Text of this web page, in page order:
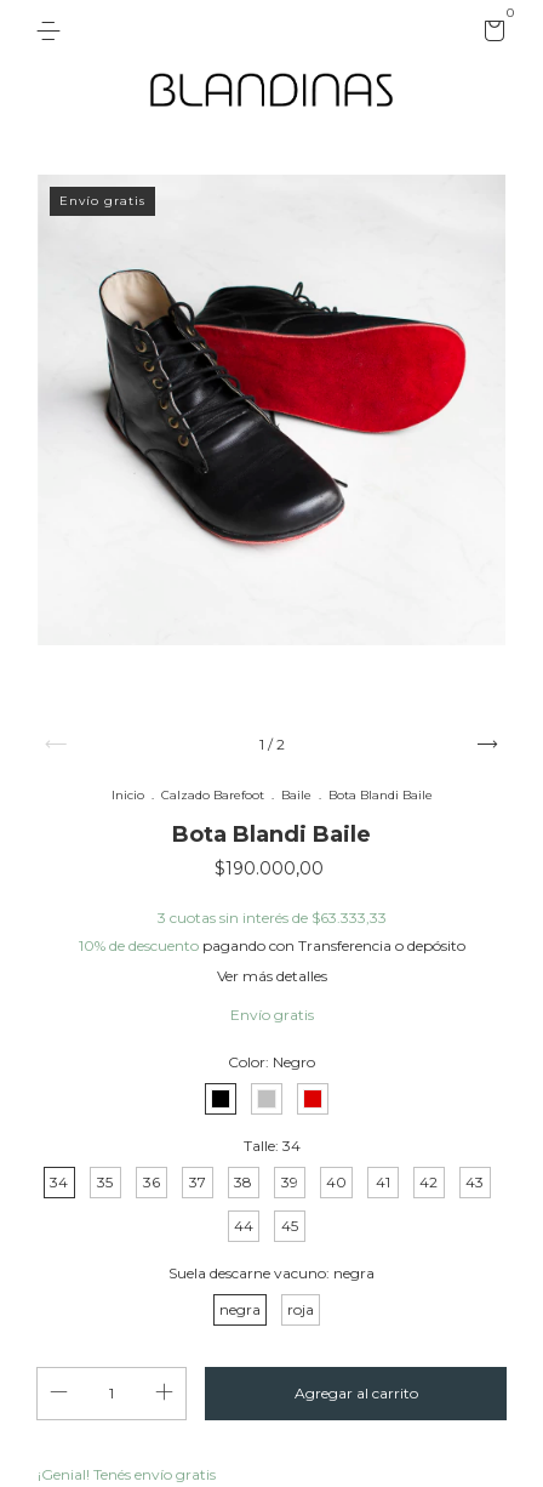
0
Envío gratis
1 /2
Inicio . Calzado Barefoot . Baile . Bota Blandi Baile
Bota Blandi Baile
$190.000,00
3 cuotas sin interés de $63.333,33
10% de descuentopagando con Transferencia o depósito
Ver más detalles
Envío gratis
Color: Negro
Talle: 34
34
35 36 37 38 39 40 41 42 43
44 45
Suela descarne vacuno: negra
negra
roja
¡Genial! Tenés envío gratis